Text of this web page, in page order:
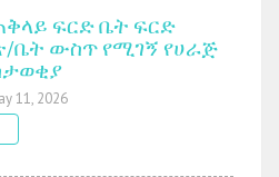
ፍርድ ቤት ፍርድ
ቤት ውስጥ የሚገኝ የሀራጅ
11, 2026